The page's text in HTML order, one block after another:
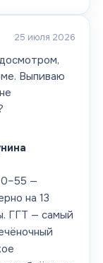
25 июля 2026
Выпиваю
—
на 13
ГГТ — самый